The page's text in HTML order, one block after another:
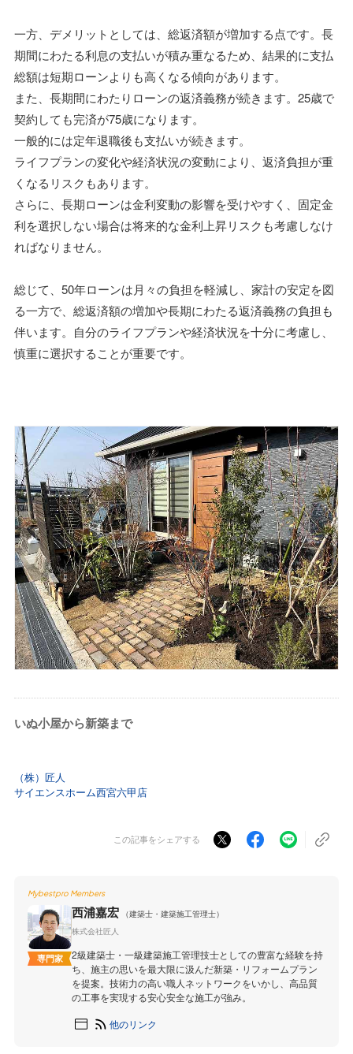
一方、デメリットとしては、総返済額が増加する点です。長
期間にわたる利息の支払いが積み重なるため、結果的に支払
総額は短期ローンよりも高くなる傾向があります。
また、長期間にわたりローンの返済義務が続きます。25歳で
契約しても完済が75歳になります。
一般的には定年退職後も支払いが続きます。
ライフプランの変化や経済状況の変動により、返済負担が重
くなるリスクもあります。
さらに、長期ローンは金利変動の影響を受けやすく、固定金
利を選択しない場合は将来的な金利上昇リスクも考慮しなけ
ればなりません。
総じて、50年ローンは月々の負担を軽減し、家計の安定を図
る一方で、総返済額の増加や長期にわたる返済義務の負担も
伴います。自分のライフプランや経済状況を十分に考慮し、
慎重に選択することが重要です。
いぬ小屋から新築まで
（株）匠人
サイエンスホーム西宮六甲店
この記事をシェアする
Mybestpro Members
専門家
西浦嘉宏
（建築士・建築施工管理士）
株式会社匠人
2級建築士・一級建築施工管理技士としての豊富な経験を持
ち、施主の思いを最大限に汲んだ新築・リフォームプラン
を提案。技術力の高い職人ネットワークをいかし、高品質
の工事を実現する安心安全な施工が強み。
他のリンク